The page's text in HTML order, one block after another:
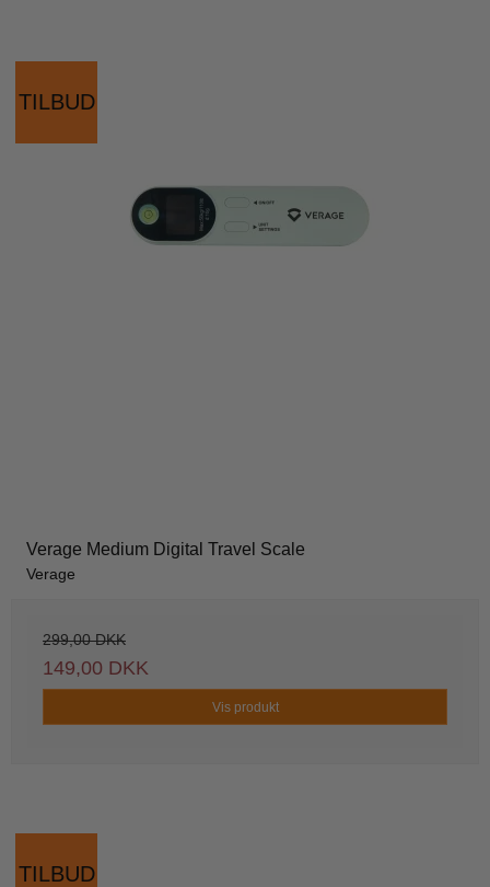
TILBUD
Verage Medium Digital Travel Scale
Verage
299,00 DKK
149,00 DKK
Vis produkt
TILBUD